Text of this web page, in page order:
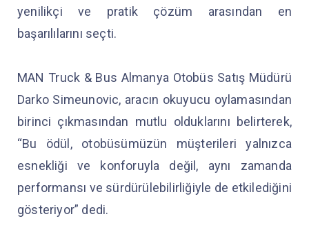
yenilikçi ve pratik çözüm arasından en
başarılılarını seçti.
MAN Truck & Bus Almanya Otobüs Satış Müdürü
Darko Simeunovic, aracın okuyucu oylamasından
birinci çıkmasından mutlu olduklarını belirterek,
“Bu ödül, otobüsümüzün müşterileri yalnızca
esnekliği ve konforuyla değil, aynı zamanda
performansı ve sürdürülebilirliğiyle de etkilediğini
gösteriyor” dedi.